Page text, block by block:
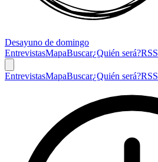
Desayuno de domingo
EntrevistasMapaBuscar¿Quién será?RSS
EntrevistasMapaBuscar¿Quién será?RSS